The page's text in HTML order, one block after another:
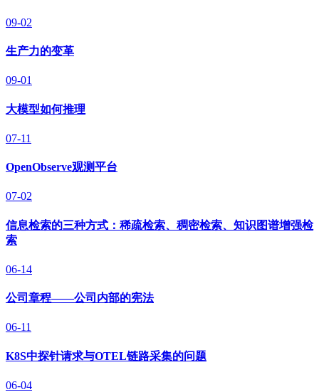
09-02
生产力的变革
09-01
大模型如何推理
07-11
OpenObserve观测平台
07-02
信息检索的三种方式：稀疏检索、稠密检索、知识图谱增强检
索
06-14
公司章程——公司内部的宪法
06-11
K8S中探针请求与OTEL链路采集的问题
06-04